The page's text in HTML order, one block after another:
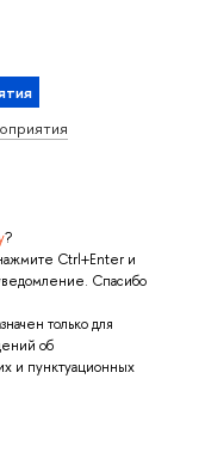
?
Ctrl+Enter и
Спасибо
только для
об
и пунктуационных